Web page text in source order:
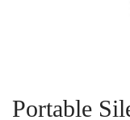
Portable